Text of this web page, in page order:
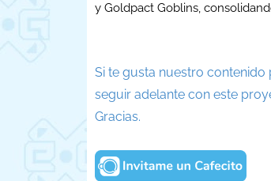
y Goldpact Goblins,
Si te gusta nuestro
seguir adelante con este
Gracias.